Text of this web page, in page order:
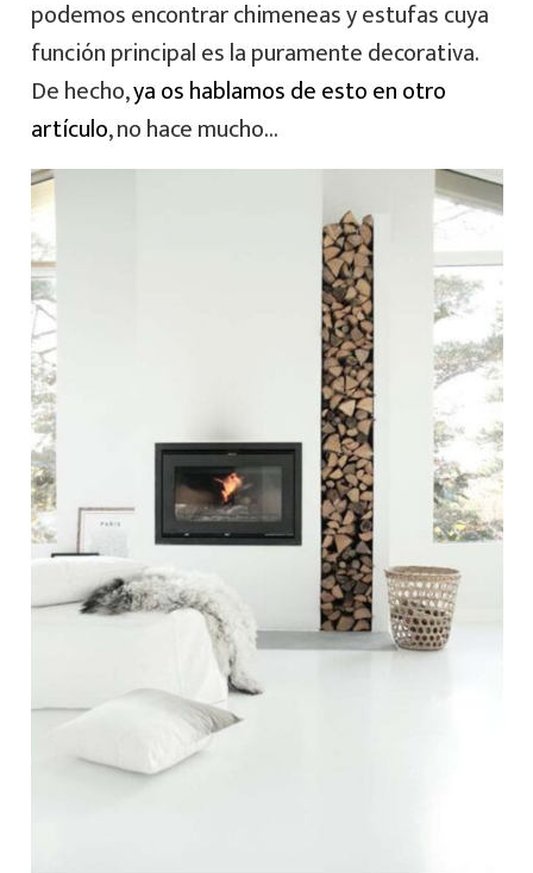
podemos encontrar chimeneas y estufas cuya
función principal es la puramente decorativa.
De hecho,ya os hablamos de esto en otro
artículo, no hace mucho…